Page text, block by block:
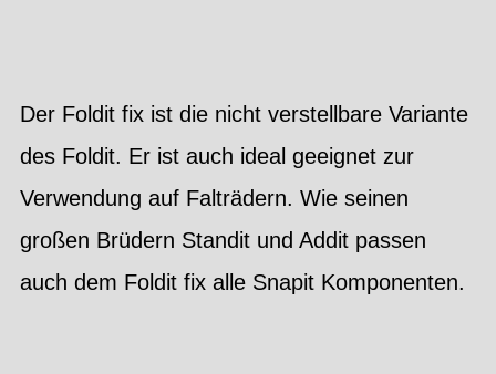
Der Foldit fix ist die nicht verstellbare Variante
des Foldit. Er ist auch ideal geeignet zur
Verwendung auf Falträdern. Wie seinen
großen Brüdern Standit und Addit passen
auch dem Foldit fix alle Snapit Komponenten.